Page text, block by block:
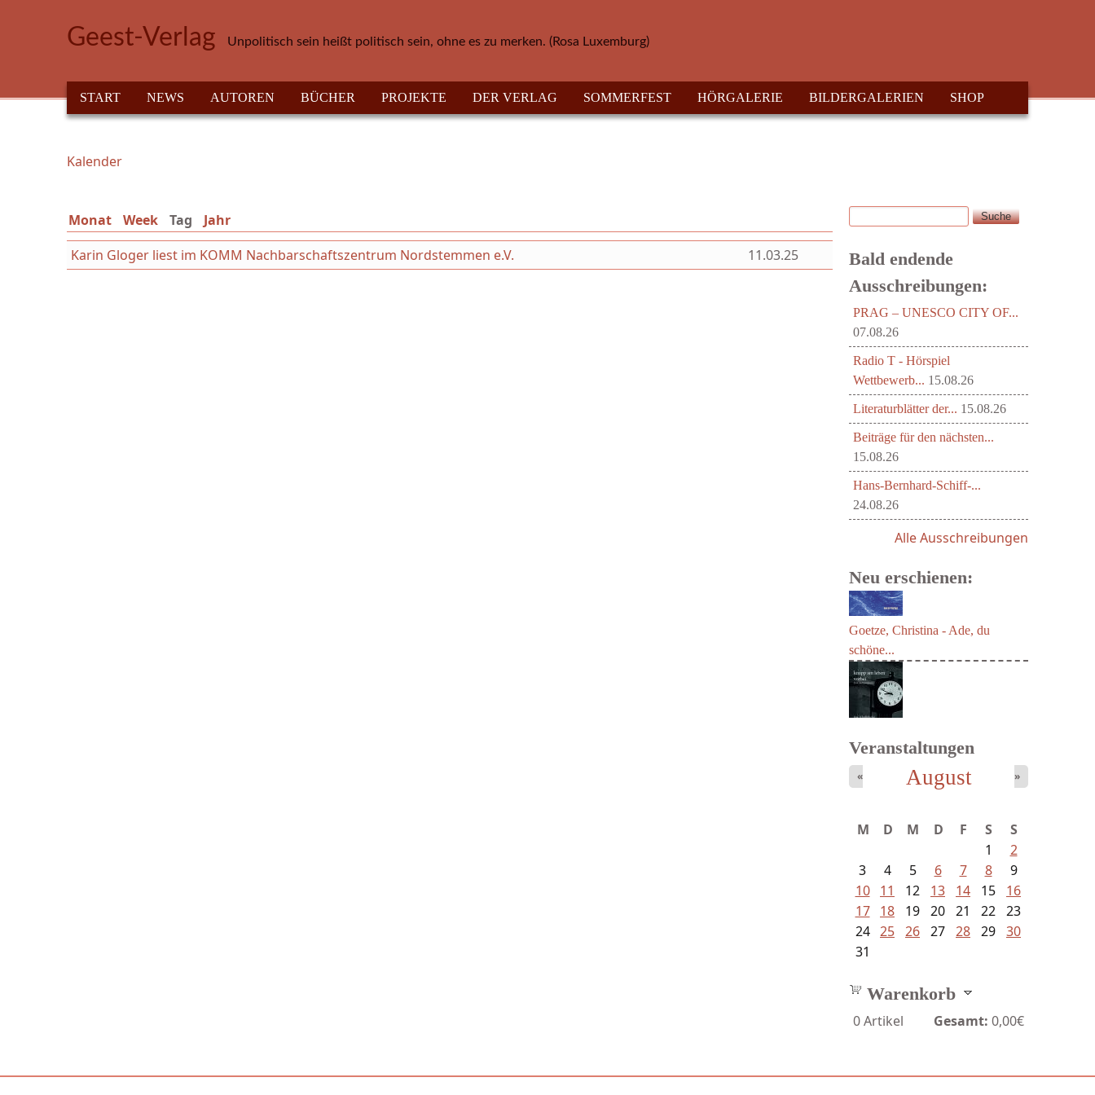
Geest-Verlag Unpolitisch sein heißt politisch sein, ohne es zu merken. (Rosa Luxemburg)
HAUPTMENÜ
START NEWS AUTOREN BÜCHER PROJEKTE DER VERLAG SOMMERFEST HÖRGALERIE BILDERGALERIEN SHOP
Sie sind hier
Kalender
Monat Week Tag (aktiver Reiter)
Jahr
Karin Gloger liest im KOMM Nachbarschaftszentrum Nordstemmen e.V.
11.03.25
Suchformular
Suche
Bald endende
Ausschreibungen:
PRAG – UNESCO CITY OF...
07.08.26
Radio T - Hörspiel
Wettbewerb... 15.08.26
Literaturblätter der... 15.08.26
Beiträge für den nächsten...
15.08.26
Hans-Bernhard-Schiff-...
24.08.26
Alle Ausschreibungen
Neu erschienen:
Goetze, Christina - Ade, du
schöne...
Veranstaltungen
August
« »
M D M D F S
S
1
2
3
4 5 6 7 8
9
10
11 12 13 14 15
16
17
18 19 20 21 22 23
24 25 26 27 28 29 30
31
Warenkorb
0Artikel Gesamt: 0,00€